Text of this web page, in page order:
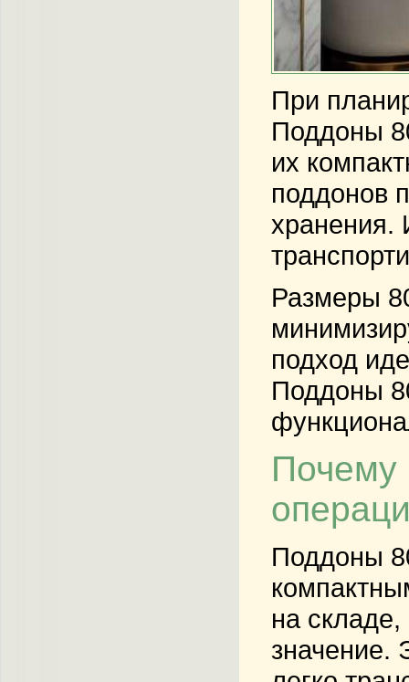
При
Поддоны
их
поддонов
хранения.
Размеры
подход
Поддоны
Почему
Поддоны
на
значение.